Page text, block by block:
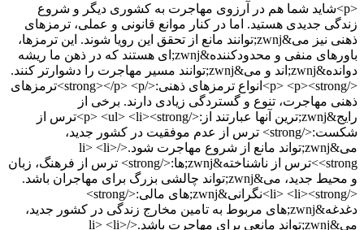
<p>شاید شما هم در آرزوی مهاجرت به کشوری دیگر و شروع
زندگی جدیدی هستید. اما در کنار موانع قانونی و عملی، ترمزهای
ذهنی نیز می&zwnj;توانند مانع از تحقق این رویا شوند. این ترمزها،
باورهای منفی و محدودکننده&zwnj;ای هستند که در ذهن ما ریشه
دوانده&zwnj;اند و می&zwnj;توانند مسیر مهاجرت را دشوارتر کنند.
</p> <p><strong>انواع ترمزهای ذهنی:</strong></p> <p>ترمزهای
ذهنی مهاجرت، تنوع و گستردگی زیادی دارند. برخی از
رایج&zwnj;ترین آنها عبارتند از:</p> <ul> <li><strong>ترس از
شکست:</strong> ترس از عدم موفقیت در کشور جدید،
می&zwnj;تواند مانع از شروع مهاجرت شود.</li> <li>
<strong>ترس از ناشناخته&zwnj;ها:</strong> ترس از فرهنگ، زبان
و محیط جدید، می&zwnj;تواند چالشی بزرگ برای مهاجران باشد.
</li> <li><strong>نگرانی&zwnj;های مالی:</strong>
دغدغه&zwnj;های مربوط به تامین مخارج زندگی در کشور جدید،
می&zwnj;تواند مانعی برای مهاجرت باشد.</li> <li>